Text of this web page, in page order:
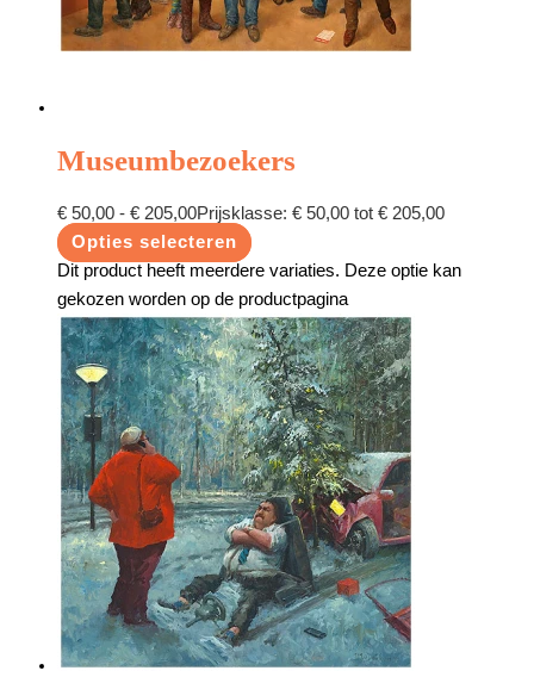
Museumbezoekers
€ 50,00 - € 205,00Prijsklasse: € 50,00 tot € 205,00
Opties selecteren
Dit product heeft meerdere variaties. Deze optie kan
gekozen worden op de productpagina